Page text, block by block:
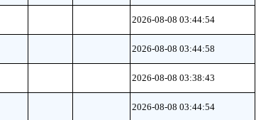
2026-08-08 03:44:54
2026-08-08 03:44:58
2026-08-08 03:38:43
2026-08-08 03:44:54